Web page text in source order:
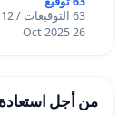
63 التوقيعات / 12 أشهر
26 Oct 2025
من أجل استعادة